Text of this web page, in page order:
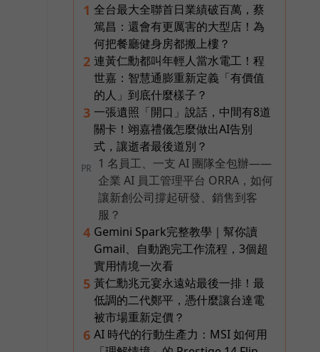
1 全台最大全聯首日業績破百萬，蔡
篤昌：還會有更厲害的大型店！為
何把餐廳健身房都搬上樓？
2 連黃仁勳都叫年輕人當水電工！程
世嘉：智慧通膨重新定義「有價值
的人」到底什麼樣子？
3 一張遺照「開口」說話，中間有8道
關卡！翊嘉禮儀怎麼做出AI告別
式，讓逝者最後道別？
PR
1 名員工、一支 AI 團隊全包辦——
企業 AI 員工管理平台 ORRA，如何
讓新創公司撐起研發、銷售到客
服？
4 Gemini Spark完整教學｜幫你讀
Gmail、自動跑完工作流程，3個超
實用情境一次看
5 黃仁勳兆元宴永遠站最後一排！最
低調的二代鄭平，憑什麼讓台達電
被市場重新定價？
6 AI 時代的行動生產力：MSI 如何用